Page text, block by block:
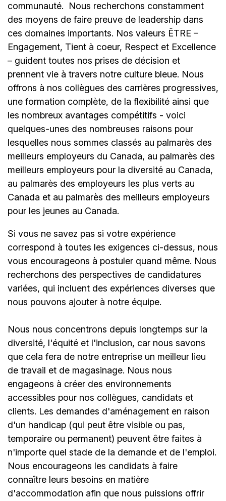
communauté.
Nous recherchons constamment
des moyens de faire preuve de leadership dans
ces domaines importants. Nos valeurs ÊTRE –
Engagement, Tient à coeur, Respect et Excellence
– guident toutes nos prises de décision et
prennent vie à travers notre culture bleue. Nous
offrons à nos collègues des carrières progressives,
une formation complète, de la flexibilité ainsi que
les nombreux avantages compétitifs - voici
quelques-unes des nombreuses raisons pour
lesquelles nous sommes classés au palmarès des
meilleurs employeurs du Canada, au palmarès des
meilleurs employeurs pour la diversité au Canada,
au palmarès des employeurs les plus verts au
Canada et au palmarès des meilleurs employeurs
pour les jeunes au Canada.
Si vous ne savez pas si votre expérience
correspond à toutes les exigences ci-dessus, nous
vous encourageons à postuler quand même. Nous
recherchons des perspectives de candidatures
variées, qui incluent des expériences diverses que
nous pouvons ajouter à notre équipe.
Nous nous concentrons depuis longtemps sur la
diversité, l'équité et l'inclusion, car nous savons
que cela fera de notre entreprise un meilleur lieu
de travail et de magasinage. Nous nous
engageons à créer des environnements
accessibles pour nos collègues, candidats et
clients. Les demandes d'aménagement en raison
d'un handicap (qui peut être visible ou pas,
temporaire ou permanent) peuvent être faites à
n'importe quel stade de la demande et de l'emploi.
Nous encourageons les candidats à faire
connaître leurs besoins en matière
d'accommodation afin que nous puissions offrir